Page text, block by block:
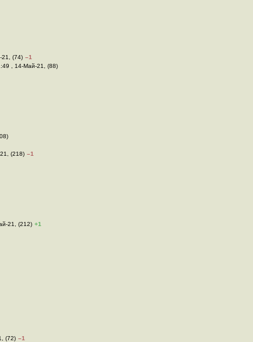
21, (74) –1
, 14-Май-21, (88)
(218) –1
21, (212) +1
(72) –1